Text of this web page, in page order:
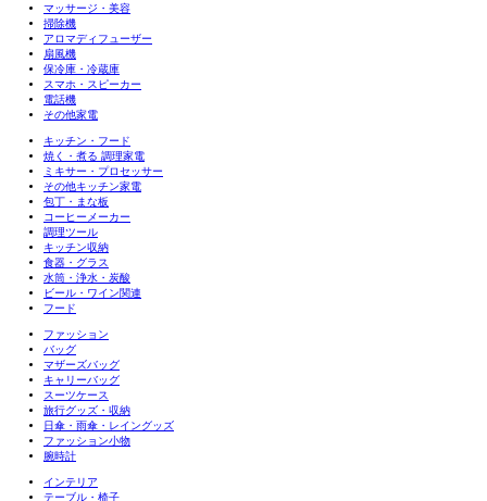
マッサージ・美容
掃除機
アロマディフューザー
扇風機
保冷庫・冷蔵庫
スマホ・スピーカー
電話機
その他家電
キッチン・フード
焼く・煮る 調理家電
ミキサー・プロセッサー
その他キッチン家電
包丁・まな板
コーヒーメーカー
調理ツール
キッチン収納
食器・グラス
水筒・浄水・炭酸
ビール・ワイン関連
フード
ファッション
バッグ
マザーズバッグ
キャリーバッグ
スーツケース
旅行グッズ・収納
日傘・雨傘・レイングッズ
ファッション小物
腕時計
インテリア
テーブル・椅子